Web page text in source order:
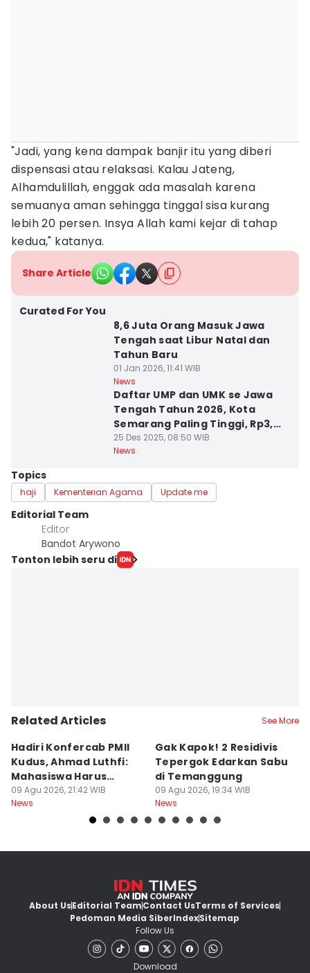
"Jadi, yang kena dampak banjir itu yang diberi
dispensasi atau relaksasi. Kalau Jateng,
Alhamdulillah, enggak ada masalah karena
semuanya aman sehingga tinggal sisa kurang
lebih 20 persen. Insya Allah kami kejar di tahap
kedua," katanya.
Share Article
Curated For You
8,6 Juta Orang Masuk Jawa
Tengah saat Libur Natal dan
Tahun Baru
01 Jan 2026, 11:41 WIB
News
Daftar UMP dan UMK se Jawa
Tengah Tahun 2026, Kota
Semarang Paling Tinggi, Rp3,7
Juta
25 Des 2025, 08:50 WIB
News
Topics
haji Kementerian Agama Update me
Editorial Team
Editor
Bandot Arywono
Tonton lebih seru di
Related Articles See More
Hadiri Konfercab PMII
Kudus, Ahmad Luthfi:
Mahasiswa Harus
Konstruktif
09 Agu 2026, 21:42 WIB
News
Gak Kapok! 2 Residivis
Tepergok Edarkan Sabu
di Temanggung
09 Agu 2026, 19:34 WIB
News
About UsEditorial TeamContact UsTerms of Services
Pedoman Media SiberIndexSitemap
Follow Us
Download